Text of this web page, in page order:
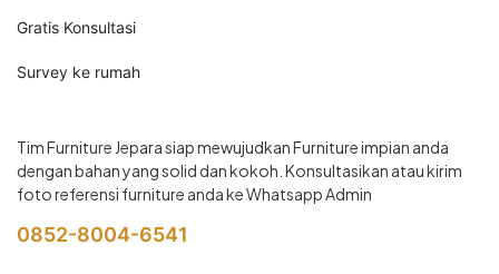
Gratis Konsultasi
Survey ke rumah
Tim Furniture Jepara siap mewujudkan Furniture impian anda
dengan bahan yang solid dan kokoh. Konsultasikan atau kirim
foto referensi furniture anda ke Whatsapp Admin
0852-8004-6541